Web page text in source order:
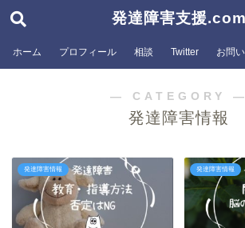
発達障害支援.com
ホーム プロフィール 相談 Twitter お問
― CATEGORY ―
発達障害情報
発達障害情報 発達障害情報